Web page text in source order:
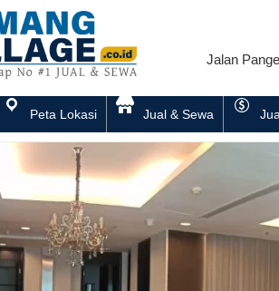
Jalan
Peta Lokasi Jual & Sewa